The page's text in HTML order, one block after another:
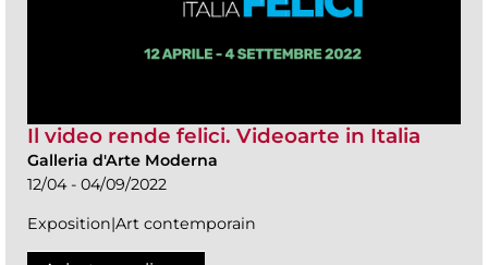
Il video rende felici. Videoarte in Italia
Galleria d'Arte Moderna
12/04 - 04/09/2022
Exposition|Art contemporain